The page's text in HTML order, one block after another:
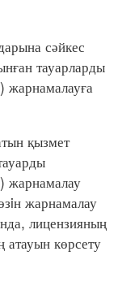
сәйкес
тауарларды
жарнамалауға
қызмет
жарнамалау
жарнамалау
лицензияның
көрсету